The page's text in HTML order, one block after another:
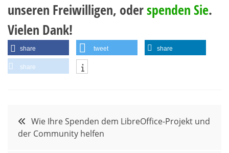
unseren Freiwilligen, oderspenden Sie.
Vielen Dank!
share tweet share
share
Beitragsnavigation
Wie Ihre Spenden dem LibreOffice-Projekt und
der Community helfen